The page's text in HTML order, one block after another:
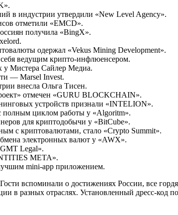
в индустрии утвердили «New Level Agency».
отметили «EMCD».
получила «BingX».
одержал «Vekus Mining Development».
ведущим крипто-инфлюенсером.
у Мистера Сайлер Медиа.
— Marsel Invest.
внесла Ольга Тисен.
отмечен «GURU BLOCKCHAIN».
устройств признали «INTELION».
полным циклом работы у «Algoritm».
для криптодобычи у «BitCube».
с криптовалютами, стало «Crypto Summit».
электронных валют у «AWX».
Legal».
META».
mini-app приложением.
вспоминали о достижениях России, все
в разных отраслях. Установленный дресс-код